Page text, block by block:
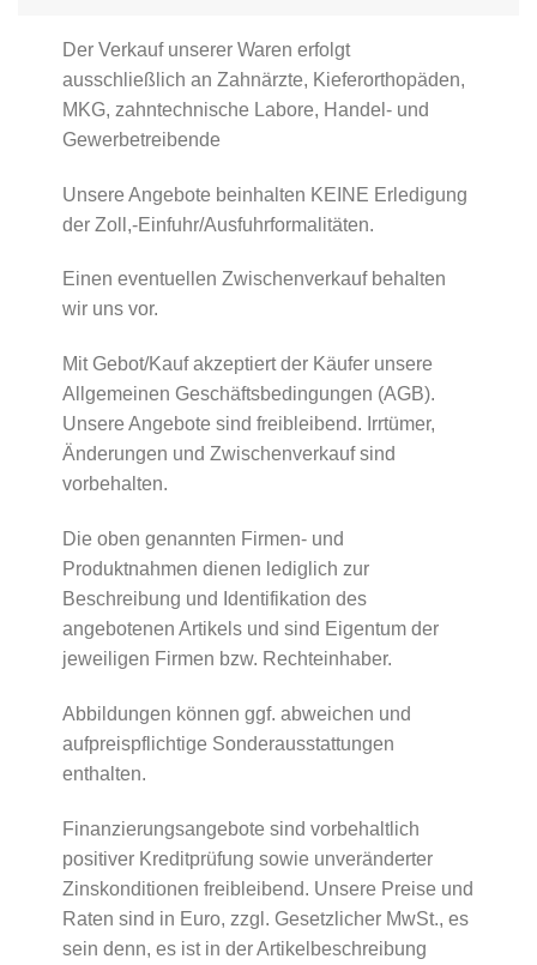
Der Verkauf unserer Waren erfolgt
ausschließlich an Zahnärzte, Kieferorthopäden,
MKG, zahntechnische Labore, Handel- und
Gewerbetreibende
Unsere Angebote beinhalten KEINE Erledigung
der Zoll,-Einfuhr/Ausfuhrformalitäten.
Einen eventuellen Zwischenverkauf behalten
wir uns vor.
Mit Gebot/Kauf akzeptiert der Käufer unsere
Allgemeinen Geschäftsbedingungen (AGB).
Unsere Angebote sind freibleibend. Irrtümer,
Änderungen und Zwischenverkauf sind
vorbehalten.
Die oben genannten Firmen- und
Produktnahmen dienen lediglich zur
Beschreibung und Identifikation des
angebotenen Artikels und sind Eigentum der
jeweiligen Firmen bzw. Rechteinhaber.
Abbildungen können ggf. abweichen und
aufpreispflichtige Sonderausstattungen
enthalten.
Finanzierungsangebote sind vorbehaltlich
positiver Kreditprüfung sowie unveränderter
Zinskonditionen freibleibend. Unsere Preise und
Raten sind in Euro, zzgl. Gesetzlicher MwSt., es
sein denn, es ist in der Artikelbeschreibung